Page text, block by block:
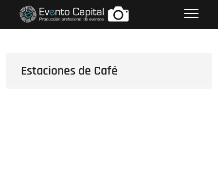
contenido
FOTOS GRUPO EMPRESARIAL
Estaciones de Café